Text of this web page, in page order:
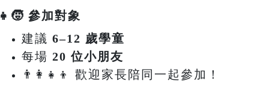
👧🧒 參加對象
建議 6–12 歲學童
每場 20 位小朋友
👨‍👩‍👧‍👦 歡迎家長陪同一起參加！